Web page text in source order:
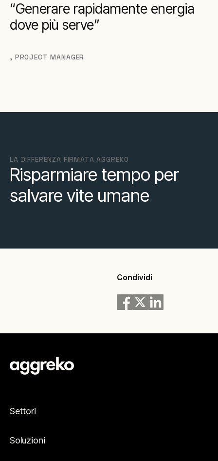
Generare rapidamente energia
dove più serve
, PROJECT MANAGER
LA DIFFERENZA FIRMATA AGGREKO
Risparmiare tempo per
salvare vite umane
Condividi
Settori
Soluzioni